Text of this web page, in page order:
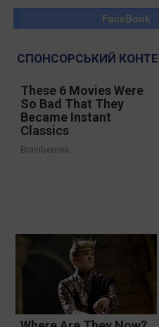
FaceBook
СПОНСОРСЬКИЙ
These 6 Movies Were
So Bad That They
Became Instant
Classics
Brainberries